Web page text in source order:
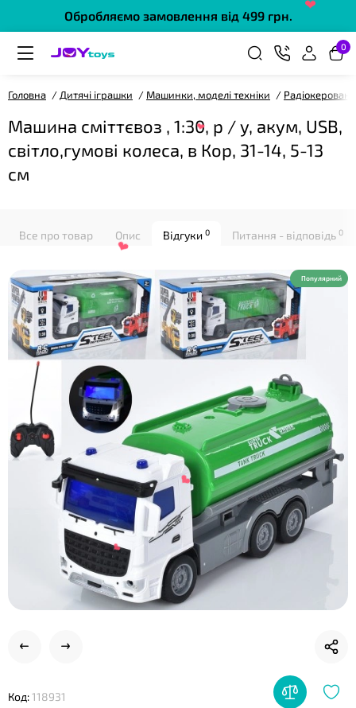
Обробляємо замовлення від 499 грн.
0
Головна Дитячі іграшки Машинки, моделі техніки Радіокеровані
Машина сміттєвоз , 1:30, р / у, акум, USB,
світло,гумові колеса, в Кор, 31-14, 5-13
см
Все про товар Опис Відгуки 0 Питання - відповідь 0
Популярний
Код:118931
❤
❤